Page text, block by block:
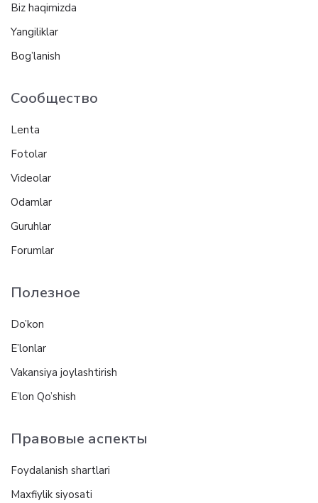
Biz haqimizda
Yangiliklar
Bog’lanish
Сообщество
Lenta
Fotolar
Videolar
Odamlar
Guruhlar
Forumlar
Полезное
Do’kon
E’lonlar
Vakansiya joylashtirish
E’lon Qo’shish
Правовые аспекты
Foydalanish shartlari
Maxfiylik siyosati